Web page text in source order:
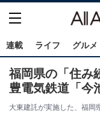
連載 ライフ グルメ
福岡県の「住み
豊電気鉄道「今
大東建託が実施した、福岡